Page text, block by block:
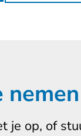
je op, of